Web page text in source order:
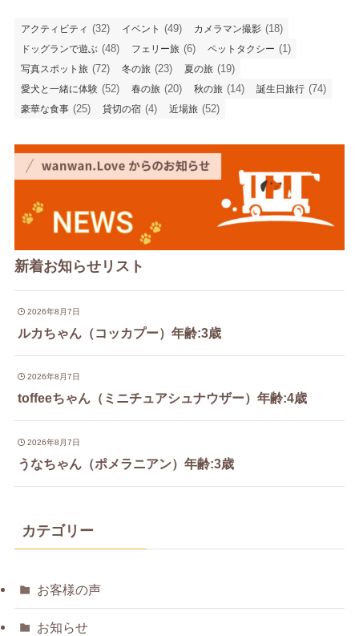
アクティビティ (32) イベント (49) カメラマン撮影 (18)
ドッグランで遊ぶ (48) フェリー旅 (6) ペットタクシー (1)
写真スポット旅 (72) 冬の旅 (23) 夏の旅 (19)
愛犬と一緒に体験 (52) 春の旅 (20) 秋の旅 (14) 誕生日旅行 (74)
豪華な食事 (25) 貸切の宿 (4) 近場旅 (52)
新着お知らせリスト
2026年8月7日
ルカちゃん（コッカプー）年齢:3歳
2026年8月7日
toffeeちゃん（ミニチュアシュナウザー）年齢:4歳
2026年8月7日
うなちゃん（ポメラニアン）年齢:3歳
カテゴリー
お客様の声
お知らせ